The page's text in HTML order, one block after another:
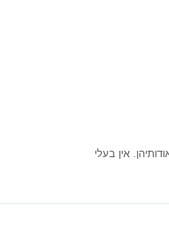
אין בעלי